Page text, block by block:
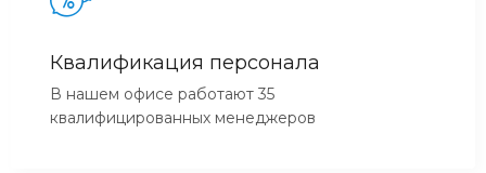
Квалификация персонала
В нашем офисе работают 35
квалифицированных менеджеров